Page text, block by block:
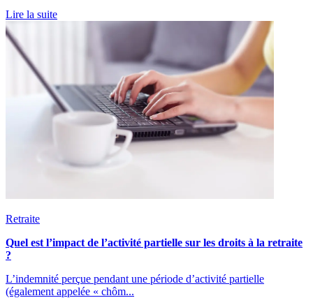
Lire la suite
Retraite
Quel est l’impact de l’activité partielle sur les droits à la retraite
?
L’indemnité perçue pendant une période d’activité partielle
(également appelée « chôm...